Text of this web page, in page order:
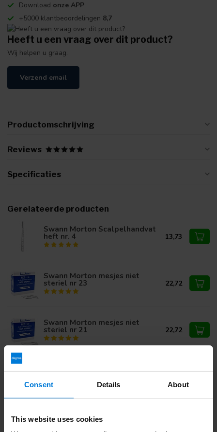
Consent Details About
This website uses cookies
Download onze APP
+5000 klantbeoordelingen 8,7
Heeft u een vraag over dit product?
Wij helpen u graag.
Verzend email
Productomschrijving
Reviews
Specificaties
Gerelateerde producten
Swann Morton Scalpelhandvat
heft nr. 4 13,73
Swann Morton mesjes niet
steriel nr 23 22,72
Swann Morton mesjes niet
steriel nr 21 22,72
Swann Morton mesjes niet
Swann Morton mesjes niet
steriel nr 11